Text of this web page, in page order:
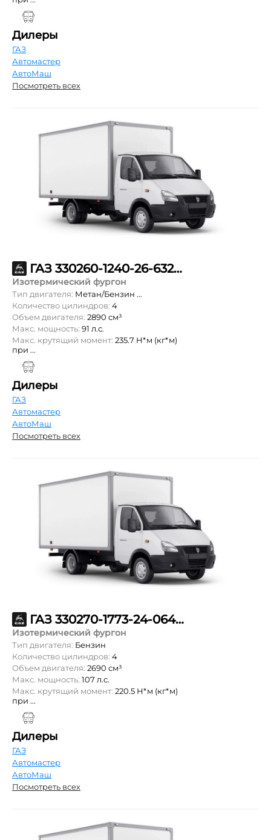
Дилеры
ГАЗ
Автомастер
АвтоМаш
Посмотреть всех
ГАЗ 330260-1240-26-632-67-00-000
Изотермический фургон
Тип двигателя: Метан/Бензин ...
Количество цилиндров: 4
Объем двигателя: 2890 см³
Макс. мощность: 91 л.с.
Макс. крутящий момент: 235.7 Н*м (кг*м)
при ...
Дилеры
ГАЗ
Автомастер
АвтоМаш
Посмотреть всех
ГАЗ 330270-1773-24-064-15-60-900
Изотермический фургон
Тип двигателя: Бензин
Количество цилиндров: 4
Объем двигателя: 2690 см³
Макс. мощность: 107 л.с.
Макс. крутящий момент: 220.5 Н*м (кг*м)
при ...
Дилеры
ГАЗ
Автомастер
АвтоМаш
Посмотреть всех